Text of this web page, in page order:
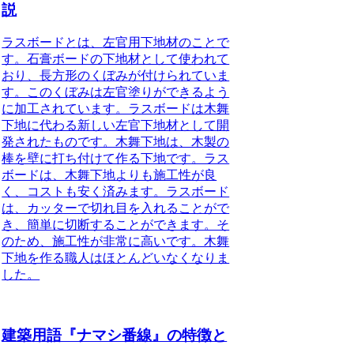
説
ラスボードとは、 左官用下地材のことで
す。石膏ボードの下地材として使われて
おり、長方形のくぼみが付けられていま
す。このくぼみは左官塗りができるよう
に加工されています。ラスボードは木舞
下地に代わる新しい左官下地材として開
発されたものです。木舞下地は、木製の
棒を壁に打ち付けて作る下地です。ラス
ボードは、木舞下地よりも施工性が良
く、コストも安く済みます。ラスボード
は、カッターで切れ目を入れることがで
き、簡単に切断することができます。そ
のため、施工性が非常に高いです。木舞
下地を作る職人はほとんどいなくなりま
した。
建築用語『ナマシ番線』の特徴と